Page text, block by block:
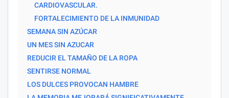
CARDIOVASCULAR.
FORTALECIMIENTO DE LA INMUNIDAD
SEMANA SIN AZÚCAR
UN MES SIN AZUCAR
REDUCIR EL TAMAÑO DE LA ROPA
SENTIRSE NORMAL
LOS DULCES PROVOCAN HAMBRE